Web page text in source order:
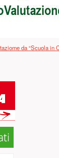
da “Scuola in
di